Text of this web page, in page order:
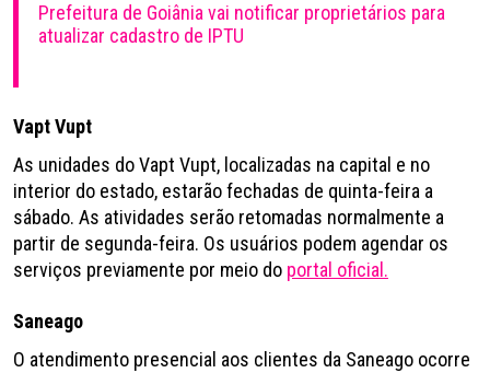
Prefeitura de Goiânia vai notificar proprietários para
atualizar cadastro de IPTU
Vapt Vupt
As unidades do Vapt Vupt, localizadas na capital e no
interior do estado, estarão fechadas de quinta-feira a
sábado. As atividades serão retomadas normalmente a
partir de segunda-feira. Os usuários podem agendar os
serviços previamente por meio do portal oficial.
Saneago
O atendimento presencial aos clientes da Saneago ocorre